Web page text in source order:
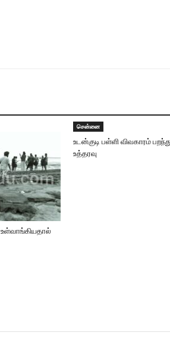
உள்வாங்கியதால்
சென்னை
உடன்குடி பள்ளி விவகாரம்
உத்தரவு